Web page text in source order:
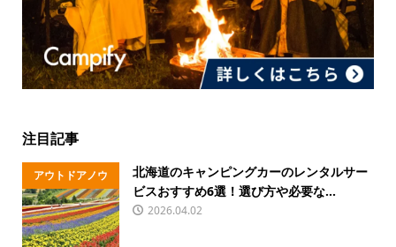
注目記事
アウトドアノウ
ハウ
北海道のキャンピングカーのレンタルサー
ビスおすすめ6選！選び方や必要な...
2026.04.02